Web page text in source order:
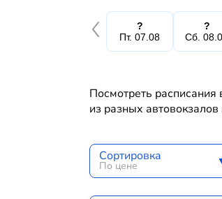
?
Пт. 07.08
?
Сб.
Посмотреть
из разных
Сортировка
По цене